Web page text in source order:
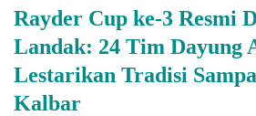
Rayder Cup ke-3 Resmi
Landak: 24 Tim Dayung
Lestarikan Tradisi
Kalbar